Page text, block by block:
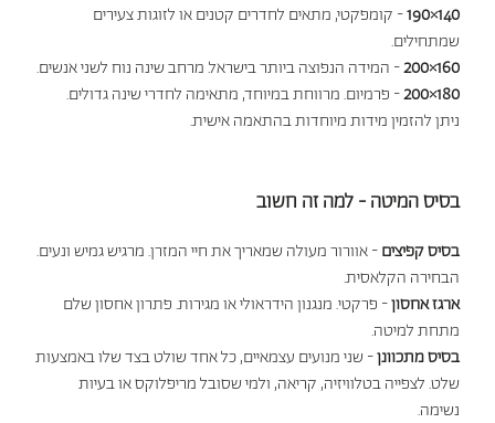
140×190
- קומפקטי, מתאים לחדרים קטנים או לזוגות צעירים
שמתחילים.
160×200
- המידה הנפוצה ביותר בישראל. מרחב שינה נוח לשני אנשים.
180×200
- פרמיום. מרווחת במיוחד, מתאימה לחדרי שינה גדולים.
ניתן להזמין מידות מיוחדות בהתאמה אישית.
בסיס המיטה - למה זה חשוב
בסיס קפיצים- אוורור מעולה שמאריך את חיי המזרן. מרגיש גמיש ונעים.
הבחירה הקלאסית.
ארגז אחסון- פרקטי. מנגנון הידראולי או מגירות. פתרון אחסון שלם
מתחת למיטה.
בסיס מתכוונן- שני מנועים עצמאיים, כל אחד שולט בצד שלו באמצעות
שלט. לצפייה בטלוויזיה, קריאה, ולמי שסובל מריפלוקס או בעיות
נשימה.